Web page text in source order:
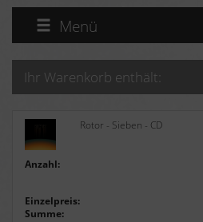
Menü
Ihr Warenkorb enthält:
Rotor - Sieben - CD
Anzahl:
Einzelpreis:
Summe: